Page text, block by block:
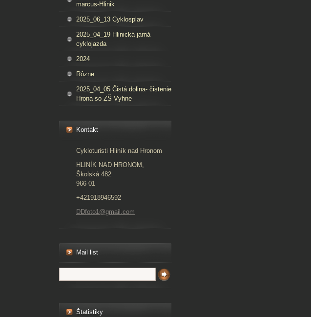
marcus-Hlinik
2025_06_13 Cyklosplav
2025_04_19 Hlinická jarná
cyklojazda
2024
Rôzne
2025_04_05 Čistá dolina- čistenie
Hrona so ZŠ Vyhne
Kontakt
Cykloturisti Hliník nad Hronom
HLINÍK NAD HRONOM,
Školská 482
966 01
+421918946592
DDfoto1@gmail.com
Mail list
Štatistiky